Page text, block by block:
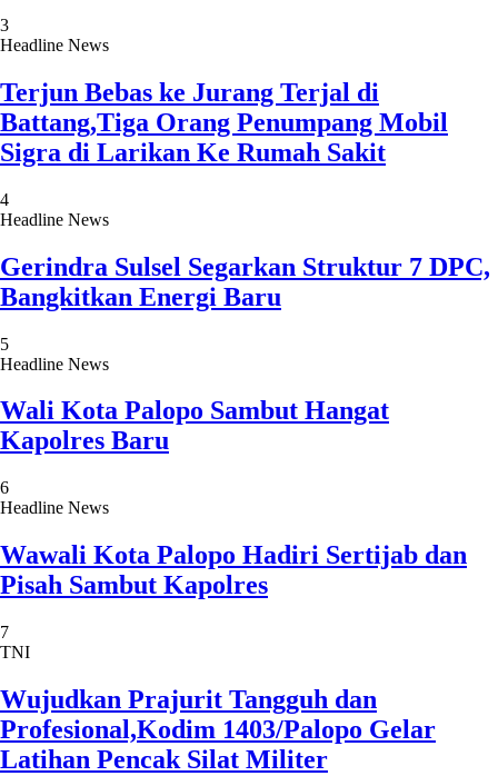
3
Headline News
Terjun Bebas ke Jurang Terjal di
Battang,Tiga Orang Penumpang Mobil
Sigra di Larikan Ke Rumah Sakit
4
Headline News
Gerindra Sulsel Segarkan Struktur 7 DPC,
Bangkitkan Energi Baru
5
Headline News
Wali Kota Palopo Sambut Hangat
Kapolres Baru
6
Headline News
Wawali Kota Palopo Hadiri Sertijab dan
Pisah Sambut Kapolres
7
TNI
Wujudkan Prajurit Tangguh dan
Profesional,Kodim 1403/Palopo Gelar
Latihan Pencak Silat Militer